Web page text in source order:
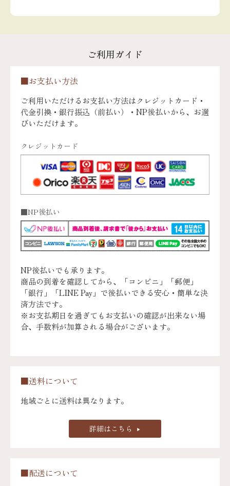
ご利用ガイド
■お支払い方法
ご利用いただけるお支払い方法はクレジットカード・
代金引換・銀行振込（前払い）・NP後払いから、お選
びいただけます。
クレジットカード
■NP後払い
NP後払いでも承ります。
商品の到着を確認してから、「コンビニ」「郵便」
「銀行」「LINE Pay」で後払いできる安心・簡単な決
済方法です。
※お支払期日を過ぎてもお支払いの確認が出来ない場
合、手数料が加算される場合がございます。
■送料について
地域ごとに送料は異なります。
詳細はこちら
■配送について